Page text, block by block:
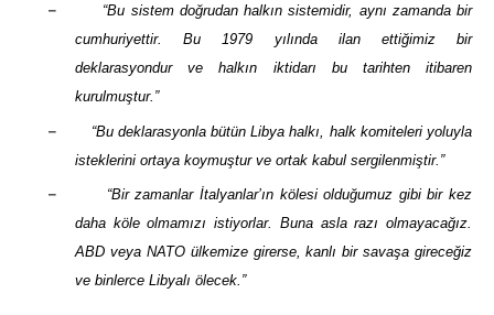
–
“Bu sistem doğrudan halkın sistemidir, aynı zamanda bir
cumhuriyettir. Bu 1979 yılında ilan ettiğimiz bir
deklarasyondur ve halkın iktidarı bu tarihten itibaren
kurulmuştur.”
–
“Bu deklarasyonla bütün Libya halkı, halk komiteleri yoluyla
isteklerini ortaya koymuştur ve ortak kabul sergilenmiştir.”
–
“Bir zamanlar İtalyanlar’ın kölesi olduğumuz gibi bir kez
daha köle olmamızı istiyorlar. Buna asla razı olmayacağız.
ABD veya NATO ülkemize girerse, kanlı bir savaşa gireceğiz
ve binlerce Libyalı ölecek.”